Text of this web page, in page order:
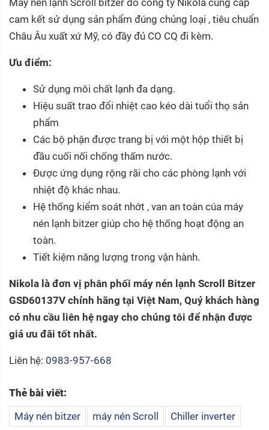
cam kết sử dụng sản phẩm đúng chủng loại , tiêu chuẩn
Châu Âu xuất xứ Mỹ, có đầy đủ CO CQ đi kèm.
Ưu điểm:
Sử dụng môi chất lạnh đa dạng.
Hiệu suất trao đổi nhiệt cao kéo dài tuổi thọ sản
phẩm
Các bộ phận được trang bị với một hộp thiết bị
đầu cuối nối chống thấm nước.
Được ứng dụng rộng rãi cho các phòng lạnh với
nhiệt độ khác nhau.
Hệ thống kiểm soát nhớt , van an toàn cúa máy
nén lạnh bitzer giúp cho hệ thống hoạt động an
toàn.
Tiết kiệm năng lượng trong vận hành.
Nikola là đơn vị phân phối máy nén lạnh Scroll Bitzer
GSD60137V chính hãng tại Việt Nam, Quý khách hàng
có nhu cầu liên hệ ngay cho chúng tôi để nhận được
giá ưu đãi tốt nhất.
Liên hệ: 0983-957-668
Thẻ bài viết:
Máy nén bitzer
máy nén Scroll Chiller inverter